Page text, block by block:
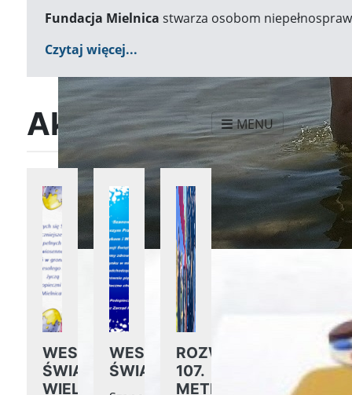
Fundacja Mielnica stwarza osobom
Czytaj więcej...
MENU
Aktualności
WESOŁYCH
ŚWIĄT
WIELKANOCNYCH
WESOŁYCH
ŚWIĄT
ROZWINIĘCIE
107.
METROWEJ